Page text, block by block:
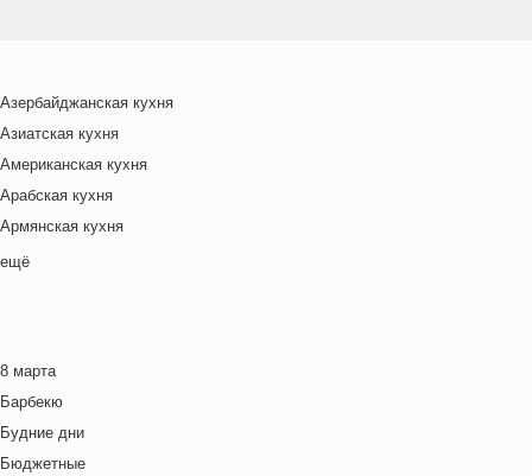
Азербайджанская кухня
Азиатская кухня
Американская кухня
Арабская кухня
Армянская кухня
Белорусская
Венгерская кухня
Греческая кухня
Грузинская кухня
ещё
8 марта
Барбекю
Будние дни
Бюджетные